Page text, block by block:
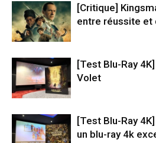
[Critique]
entre réussite et
[Test Blu-Ray
Volet
[Test Blu-Ray
un blu-ray 4k